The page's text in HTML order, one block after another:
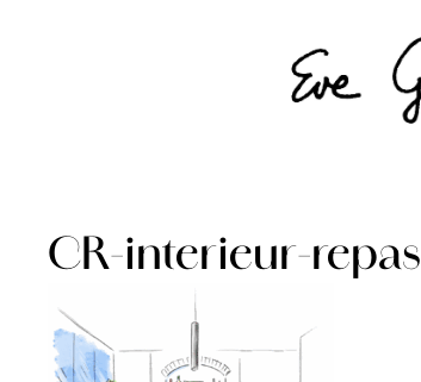
CR-interieur-repas